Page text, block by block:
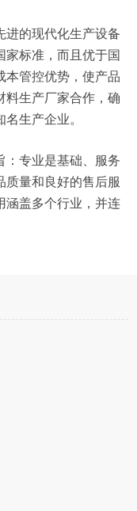
进的现代化生产设备
家标准，而且优于国
本管控优势，使产品
料生产厂家合作，确
生产企业。
：专业是基础、服务
质量和良好的售后服
涵盖多个行业，并连